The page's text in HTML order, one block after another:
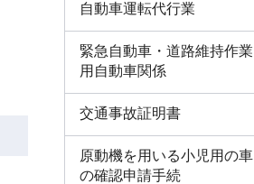
自動車運転代行業
緊急自動車・道路維持作業
用自動車関係
交通事故証明書
原動機を用いる小児用の車
の確認申請手続